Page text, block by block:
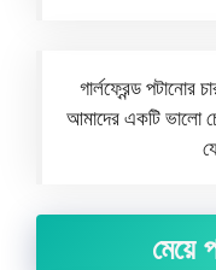
গার্লফ্রেন্ড পটানোর
আমাদের একটি ভালো
মেয়ে